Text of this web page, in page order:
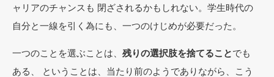
ャリアのチャンスも 閉ざされるかもしれない。学生時代の
自分と一線を引く為にも、一つのけじめが必要だった。
一つのことを選ぶことは、 残りの選択肢を捨てることでも
ある、 ということは、当たり前のようでありながら、こう